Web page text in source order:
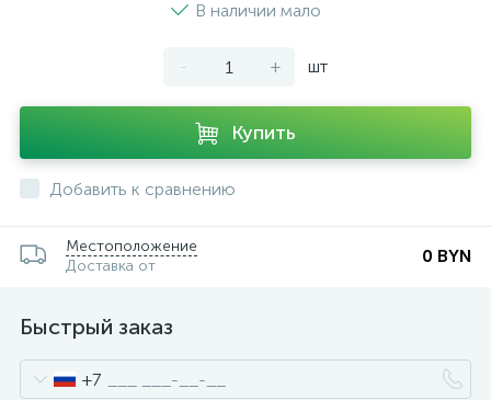
В наличии мало
- + шт
Купить
Добавить к сравнению
Местоположение
Доставка от
0 BYN
Быстрый заказ
+7